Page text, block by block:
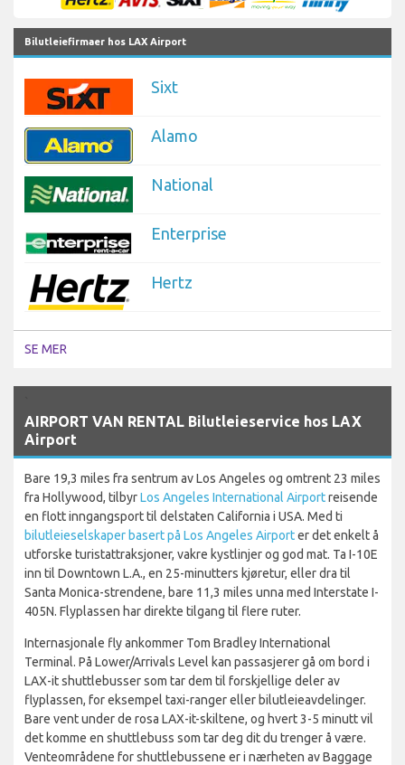
Bilutleiefirmaer hos LAX Airport
Sixt
Alamo
National
Enterprise
Hertz
SE MER
AIRPORT VAN RENTAL Bilutleieservice hos LAX
Airport
Bare 19,3 miles fra sentrum av Los Angeles og omtrent 23 miles
fra Hollywood, tilbyrLos Angeles International Airportreisende
en flott inngangsport til delstaten California i USA. Med ti
bilutleieselskaper basert på Los Angeles Airporter det enkelt å
utforske turistattraksjoner, vakre kystlinjer og god mat. Ta I-10E
inn til Downtown L.A., en 25-minutters kjøretur, eller dra til
Santa Monica-strendene, bare 11,3 miles unna med Interstate I-
405N. Flyplassen har direkte tilgang til flere ruter.
Internasjonale fly ankommer Tom Bradley International
Terminal. På Lower/Arrivals Level kan passasjerer gå om bord i
LAX-it shuttlebusser som tar dem til forskjellige deler av
flyplassen, for eksempel taxi-ranger eller bilutleieavdelinger.
Bare vent under de rosa LAX-it-skiltene, og hvert 3-5 minutt vil
det komme en shuttlebuss som tar deg dit du trenger å være.
Venteområdene for shuttlebussene er i nærheten av Baggage